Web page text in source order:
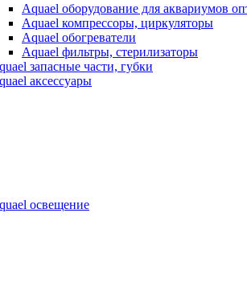
Aquael оборудование для аквариумов
Aquael компрессоры, циркуляторы
Aquael обогреватели
Aquael фильтры, стерилизаторы
запасные части, губки
аксессуары
освещение